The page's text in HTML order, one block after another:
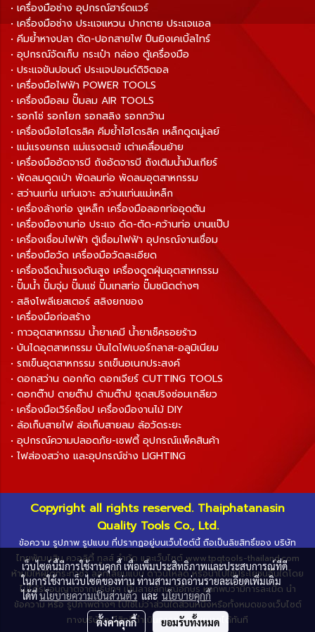
• เครื่องมือช่าง อุปกรณ์ฮาร์ดแวร์
• เครื่องมือช่าง ประแจแหวน ปากตาย ประแจแอล
• คีมย้ำหางปลา ตัด-ปอกสายไฟ ปืนยิงเคเบิ้ลไทร์
• อุปกรณ์จัดเก็บ กระเป๋า กล่อง ตู้เครื่องมือ
• ประแจขันปอนด์ ประแจปอนด์ดิจิตอล
• เครื่องมือไฟฟ้า POWER TOOLS
• เครื่องมือลม ปั๊มลม AIR TOOLS
• รอกโซ่ รอกโยก รอกสลิง รอกกว้าน
• เครื่องมือไฮโดรลิค คีมย้ำไฮโดรลิค เหล็กดูดมู่เลย์
• แม่แรงยกรถ แม่แรงตะเข้ เต่าเคลื่อนย้าย
• เครื่องมืออัดจารบี ถังอัดจารบี ถังเติมน้ำมันเกียร์
• พัดลมดูดเป่า พัดลมท่อ พัดลมอุตสาหกรรม
• สว่านแท่น แท่นเจาะ สว่านแท่นแม่เหล็ก
• เครื่องล้างท่อ งูเหล็ก เครื่องมือลอกท่ออุดตัน
• เครื่องมืองานท่อ ประแจ ดัด-ตัด-คว้านท่อ บานแป๊ป
• เครื่องเชื่อมไฟฟ้า ตู้เชื่อมไฟฟ้า อุปกรณ์งานเชื่อม
• เครื่องมือวัด เครื่องมือวัดละเอียด
• เครื่องฉีดน้ำแรงดันสูง เครื่องดูดฝุ่นอุตสาหกรรม
• ปั๊มน้ำ ปั๊มจุ่ม ปั๊มแช่ ปั๊มเทสท่อ ปั๊มชนิดต่างๆ
• สลิงโพลีเยสเตอร์ สลิงยกของ
• เครื่องมือก่อสร้าง
• กาวอุตสาหกรรม น้ำยาเคมี น้ำยาเช็ครอยร้าว
• บันไดอุตสาหกรรม บันไดไฟเบอร์กลาส-อลูมิเนียม
• รถเข็นอุตสาหกรรม รถเข็นอเนกประสงค์
• ดอกสว่าน ดอกกัด ดอกเจียร์ CUTTING TOOLS
• ดอกต๊าป ดายต๊าป ด้ามต๊าป ชุดสปริงซ่อมเกลียว
• เครื่องมือเวิร์คช็อป เครื่องมืองานไม้ DIY
• ล้อเก็บสายไฟ ล้อเก็บสายลม ล้อวัดระยะ
• อุปกรณ์ความปลอดภัย-เซฟตี้ อุปกรณ์แพ็คสินค้า
• ไฟส่องสว่าง และอุปกรณ์ช่าง LIGHTING
Copyright all rights reserved. Thaiphatanasin
Quality Tools Co., Ltd.
ข้อความ รูปภาพ รูปแบบ ที่ปรากฏอยู่บนเว็บไซต์นี้ ถือเป็นลิขสิทธิ์ของ บริษัท
ไทยพัฒนสิน ควอลิตี้ ทูลส์ จำกัด และเว็บไซต์ www.tpqtools-thailand.com
ห้ามมิให้ผู้ใดกระทำซ้ำ ลอกเลียนแบบ ดาวน์โหลด หรือนำไปใช้ประโยชน์อื่นใดโดย
ไม่ได้รับอนุญาตจากบริษัทฯ เป็นลายลักษณ์อักษร หากพบว่ามีการละเมิด นำ
ข้อความ หรือ รูปภาพต่างๆ ไปใช้ไม่ว่าส่วนใดส่วนหนึ่งหรือทั้งหมดของเว็บไซต์
ทางบริษัทฯ มีสิทธิ์ดำเนินการตามกฎหมายได้ทันที
เว็บไซต์นี้มีการใช้งานคุกกี้ เพื่อเพิ่มประสิทธิภาพและประสบการณ์ที่ดี
ในการใช้งานเว็บไซต์ของท่าน ท่านสามารถอ่านรายละเอียดเพิ่มเติม
ได้ที่นโยบายความเป็นส่วนตัวและนโยบายคุกกี้
ตั้งค่าคุกกี้ ยอมรับทั้งหมด